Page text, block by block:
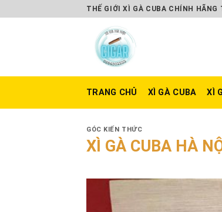
to
THẾ GIỚI XÌ GÀ CUBA CHÍNH HÃNG
TRANG CHỦ XÌ GÀ CUBA XÌ
GÓC KIẾN THỨC
XÌ GÀ CUBA HÀ